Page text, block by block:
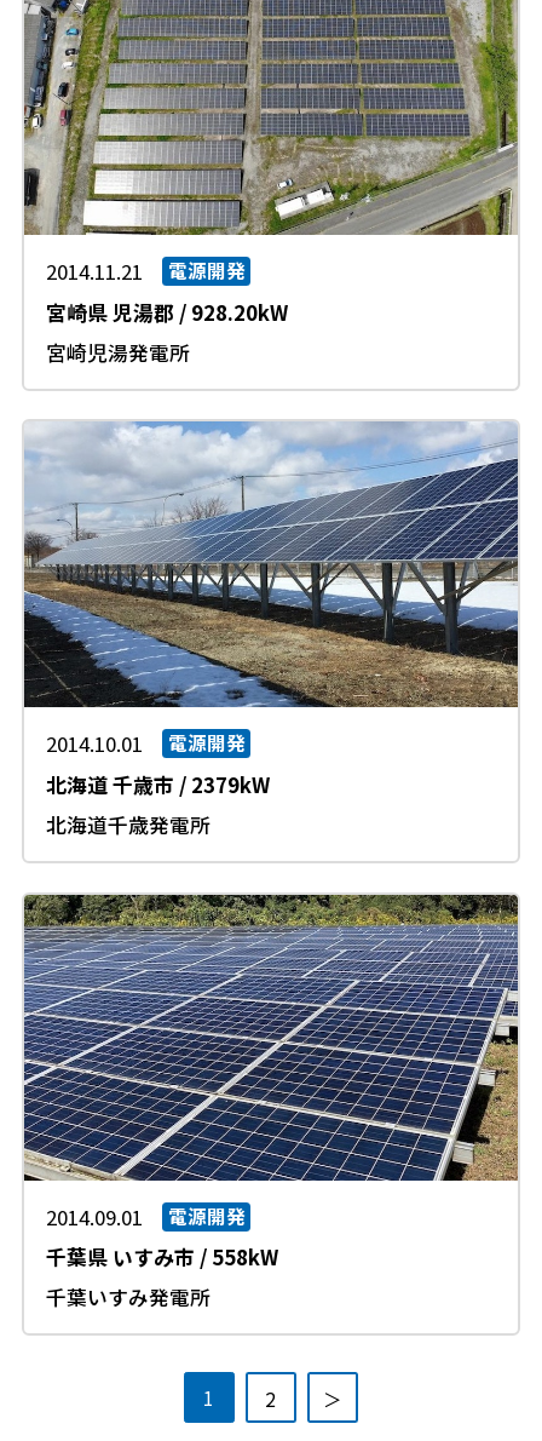
2014.11.21 電源開発
宮崎県児湯郡 / 928.20kW
宮崎児湯発電所
2014.10.01 電源開発
北海道千歳市 / 2379kW
北海道千歳発電所
2014.09.01 電源開発
千葉県 いすみ市 / 558kW
千葉いすみ発電所
1 2 ＞